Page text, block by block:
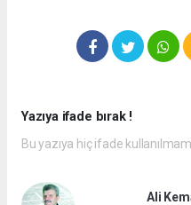
Yazıya ifade bırak !
Bu yazıya hiç ifade
Ali